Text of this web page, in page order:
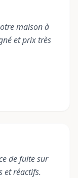
maison à
et prix très
de fuite sur
et réactifs.